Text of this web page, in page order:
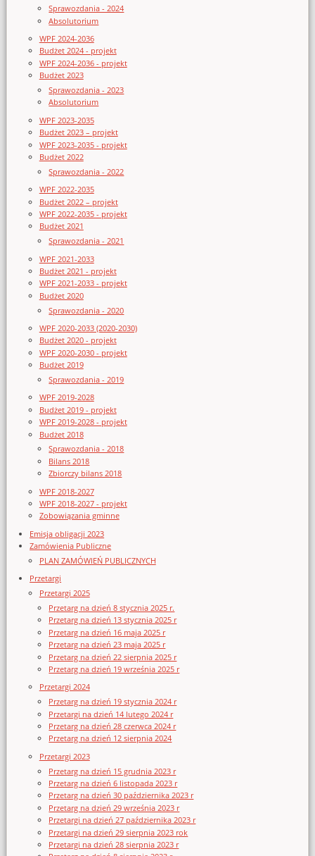
Sprawozdania - 2024
Absolutorium
WPF 2024-2036
Budżet 2024 - projekt
WPF 2024-2036 - projekt
Budżet 2023
Sprawozdania - 2023
Absolutorium
WPF 2023-2035
Budżet 2023 – projekt
WPF 2023-2035 - projekt
Budżet 2022
Sprawozdania - 2022
WPF 2022-2035
Budżet 2022 – projekt
WPF 2022-2035 - projekt
Budżet 2021
Sprawozdania - 2021
WPF 2021-2033
Budżet 2021 - projekt
WPF 2021-2033 - projekt
Budżet 2020
Sprawozdania - 2020
WPF 2020-2033 (2020-2030)
Budżet 2020 - projekt
WPF 2020-2030 - projekt
Budżet 2019
Sprawozdania - 2019
WPF 2019-2028
Budżet 2019 - projekt
WPF 2019-2028 - projekt
Budżet 2018
Sprawozdania - 2018
Bilans 2018
Zbiorczy bilans 2018
WPF 2018-2027
WPF 2018-2027 - projekt
Zobowiązania gminne
Emisja obligacji 2023
Zamówienia Publiczne
PLAN ZAMÓWIEŃ PUBLICZNYCH
Przetargi
Przetargi 2025
Przetarg na dzień 8 stycznia 2025 r.
Przetarg na dzień 13 stycznia 2025 r
Przetarg na dzień 16 maja 2025 r
Przetarg na dzień 23 maja 2025 r
Przetarg na dzień 22 sierpnia 2025 r
Przetarg na dzień 19 września 2025 r
Przetargi 2024
Przetarg na dzień 19 stycznia 2024 r
Przetargi na dzień 14 lutego 2024 r
Przetarg na dzień 28 czerwca 2024 r
Przetarg na dzień 12 sierpnia 2024
Przetargi 2023
Przetarg na dzień 15 grudnia 2023 r
Przetarg na dzień 6 listopada 2023 r
Przetarg na dzień 30 października 2023 r
Przetarg na dzień 29 września 2023 r
Przetargi na dzień 27 października 2023 r
Przetargi na dzień 29 sierpnia 2023 rok
Przetargi na dzień 28 sierpnia 2023 r